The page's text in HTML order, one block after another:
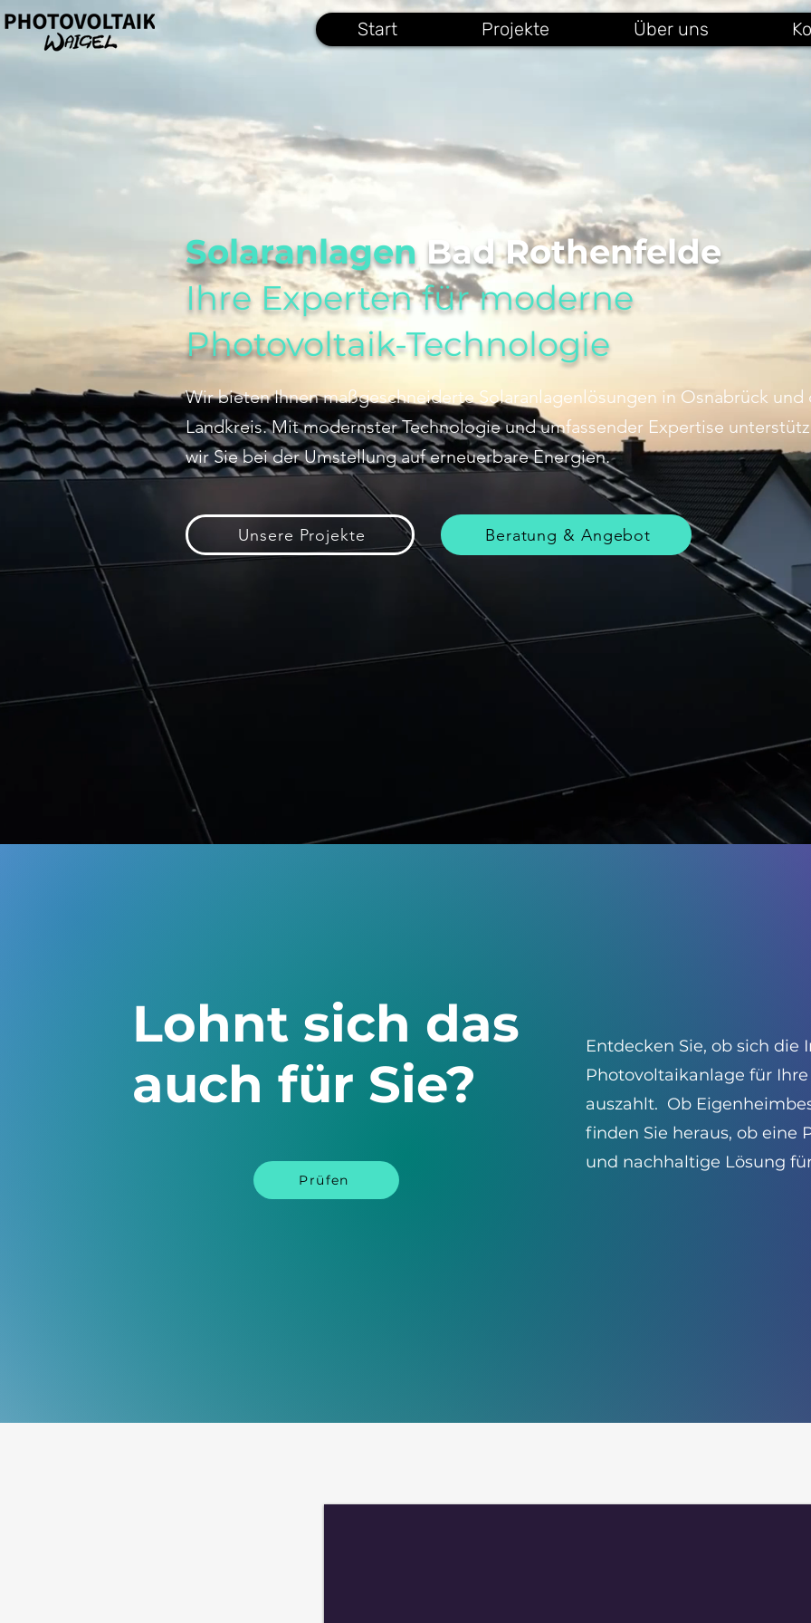
Start Projekte Über uns
Solaranlagen Bad Rothenfelde
Ihre Experten für moderne
Photovoltaik-Technologie
Wir bieten Ihnen maßgeschneiderte Solaranlagenlösungen in Osnabrück und
Landkreis. Mit modernster Technologie und umfassender Expertise
wir Sie bei der Umstellung auf erneuerbare Energien.
Unsere Projekte Beratung & Angebot
Lohnt sich das
auch für Sie?
Prüfen
Entdecken Sie, ob sich die
Photovoltaikanlage für
auszahlt. Ob
finden Sie heraus, ob eine
und nachhaltige Lösung